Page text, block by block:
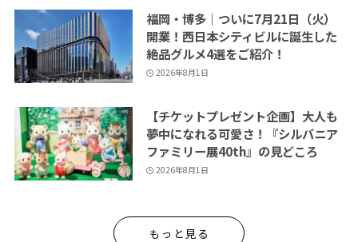
福岡・博多｜ついに7月21日（火）
開業！西日本シティビルに誕生した
絶品グルメ4選をご紹介！
2026年8月1日
【チケットプレゼント企画】大人も
夢中になれる可愛さ！『シルバニア
ファミリー展40th』の見どころ
2026年8月1日
もっと見る